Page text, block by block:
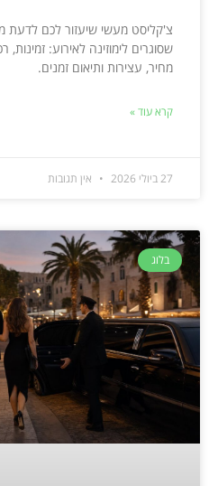
צ'קליסט מעשי שיעזור לכם לדעת
שסוגרים לימוזינה לאירוע: זמינות,
מחיר, עצירות ותיאום זמנים.
קרא עוד »
27 ביולי 2026 אין תגובות
בלוג